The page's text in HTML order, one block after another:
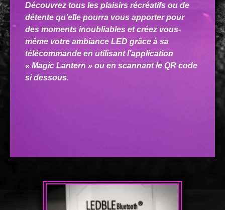
Découvrez tous les plaisirs récréatifs ou de
détente qu’elle pourra vous apporter pour
des moments inoubliables et créez vous-
même votre ambiance LED grâce à sa
télécommande en utilisant l’application
« Magic Lantern » ou en scannant le QR code
si dessous.